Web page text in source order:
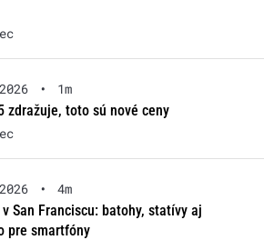
•
1m
zdražuje, toto sú nové ceny
•
4m
San Franciscu: batohy, statívy aj
pre smartfóny